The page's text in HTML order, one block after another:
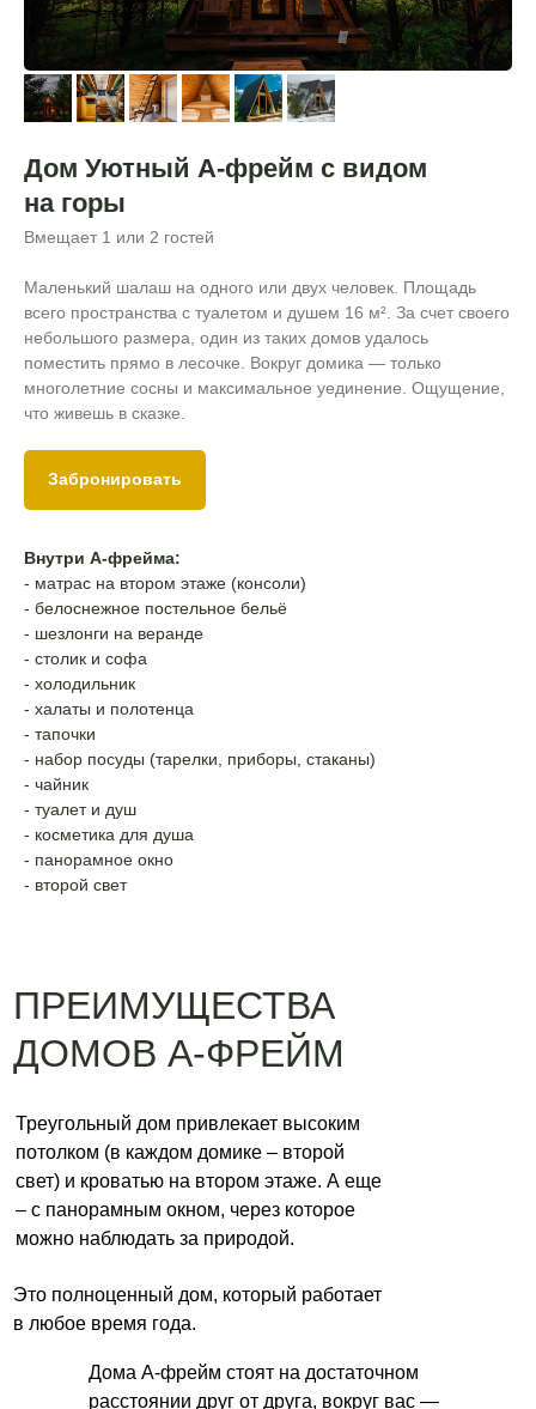
Дом Уютный А-фрейм с видом
на горы
Вмещает 1 или 2 гостей
Маленький шалаш на одного или двух человек. Площадь
всего пространства с туалетом и душем 16 м². За счет своего
небольшого размера, один из таких домов удалось
поместить прямо в лесочке. Вокруг домика — только
многолетние сосны и максимальное уединение. Ощущение,
что живешь в сказке.
Забронировать
Внутри А-фрейма:
- матрас на втором этаже (консоли)
- белоснежное постельное бельё
- шезлонги на веранде
- столик и софа
- холодильник
- халаты и полотенца
- тапочки
- набор посуды (тарелки, приборы, стаканы)
- чайник
- туалет и душ
- косметика для душа
- панорамное окно
- второй свет
ПРЕИМУЩЕСТВА
ДОМОВ А-ФРЕЙМ
Треугольный дом привлекает высоким
потолком (в каждом домике – второй
свет) и кроватью на втором этаже. А еще
– с панорамным окном, через которое
можно наблюдать за природой.
Это полноценный дом, который работает
в любое время года.
Дома А-фрейм стоят на достаточном
расстоянии друг от друга, вокруг вас —